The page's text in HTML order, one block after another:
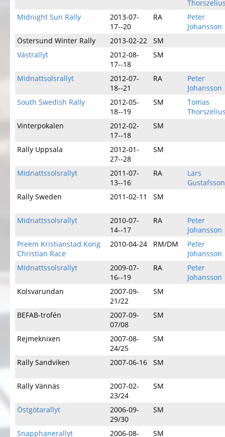
Midnight Sun Rally
2013-07-
17--20
RA
Peter
Johansson
Östersund Winter Rally
2013-02-22
SM
Västrallyt
2012-08-
17--18
SM
Midnattsolsrallyt
2012-07-
18--21
RA
Peter
Johansson
South Swedish Rally
2012-05-
18--19
SM
Tomas
Vinterpokalen
2012-02-
17--18
SM
Rally Uppsala
2012-01-
27--28
SM
Midnattssolsrallyt
2011-07-
13--16
RA
Lars
Gustafsson
Rally Sweden
2011-02-11 SM
Midnattssolsrallyt
2010-07-
14--17
RA
Peter
Johansson
Preem Kristianstad Kong
Christian Race
2010-04-24 RM/DM
Peter
Johansson
Midnattssolsrallyt
2009-07-
16--19
RA
Peter
Johansson
Kolsvarundan
2007-09-
21/22
SM
BEFAB-trofén
2007-09-
07/08
SM
Rejmeknixen
2007-08-
24/25
SM
Rally Sandviken 2007-06-16 SM
Rally Vännäs
2007-02-
23/24
SM
Östgötarallyt
2006-09-
29/30
SM
Snapphanerallyt
2006-08-
SM